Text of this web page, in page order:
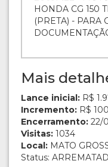
HONDA CG 150
(PRETA) - PARA
Mais
Lance inicial: R$
Incremento: R$
Encerramento: 22/
Visitas: 1034
Local: MATO
Status: